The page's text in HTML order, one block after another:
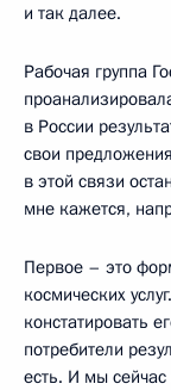
и так далее.
Рабочая группа
в России
свои
в этой связи
мне кажется,
Первое – это
космических
констатировать
потребители
есть. И мы